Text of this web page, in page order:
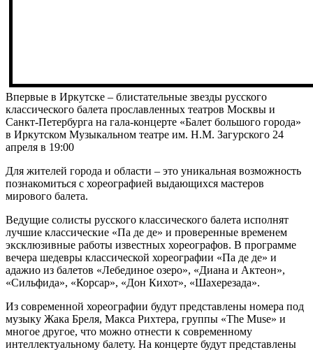
Впервые в Иркутске – блистательные звезды русского
классического балета прославленных театров Москвы и
Санкт-Петербурга на гала-концерте «Балет большого города»
в Иркутском Музыкальном театре им. Н.М. Загурского 24
апреля в 19:00
Для жителей города и области – это уникальная возможность
познакомиться с хореографией выдающихся мастеров
мирового балета.
Ведущие солисты русского классического балета исполнят
лучшие классические «Па де де» и проверенные временем
эксклюзивные работы известных хореографов. В программе
вечера шедевры классической хореографии «Па де де» и
адажио из балетов «Лебединое озеро», «Диана и Актеон»,
«Сильфида», «Корсар», «Дон Кихот», «Шахерезада».
Из современной хореографии будут представлены номера под
музыку Жака Бреля, Макса Рихтера, группы «The Muse» и
многое другое, что можно отнести к современному
интеллектуальному балету. На концерте будут представлены